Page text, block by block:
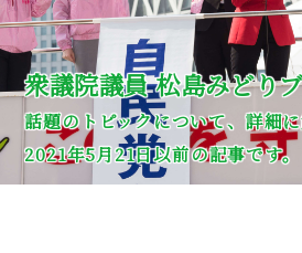
衆議院議員 松島みどり
話題のトピックについて、詳細
2021年5月21日以前の記事です。